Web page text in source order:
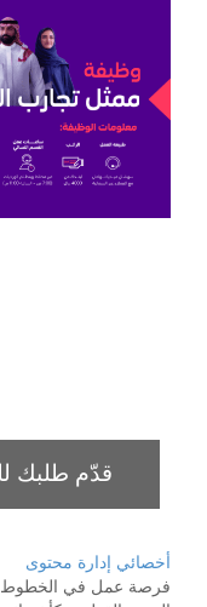
أخصائي إدارة محتوى
فرصة عمل في الخطوط